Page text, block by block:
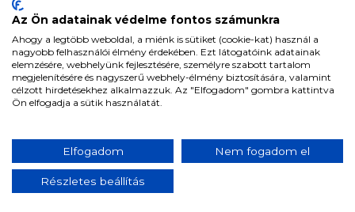
Minden jog fenntartva. All rights reserved.
Tervezte és készítette:
Vision-Software, az Octopus 8 ERP forgalmazója.
Az Ön adatainak védelme fontos számunkra
Ahogy a legtöbb weboldal, a miénk is sütiket (cookie-kat) használ a
nagyobb felhasználói élmény érdekében. Ezt látogatóink adatainak
elemzésére, webhelyünk fejlesztésére, személyre szabott tartalom
megjelenítésére és nagyszerű webhely-élmény biztosítására, valamint
célzott hirdetésekhez alkalmazzuk. Az "Elfogadom" gombra kattintva
Ön elfogadja a sütik használatát.
Elfogadom Nem fogadom el
Részletes beállítás